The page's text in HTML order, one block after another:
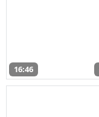
16:46